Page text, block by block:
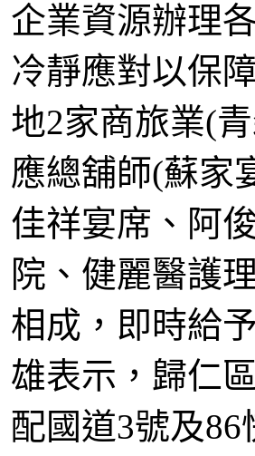
企業資源辦理
冷靜應對以保
地2家商旅業(
應總舖師(蘇家
佳祥宴席、阿
院、健麗醫護
相成，即時給
雄表示，歸仁
配國道3號及